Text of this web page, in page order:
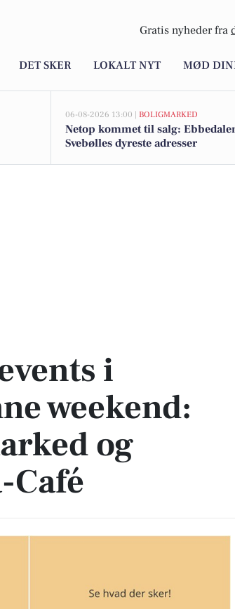
Gratis nyheder fra
DET SKER LOKALT NYT MØD
06-08-2026 13:00 | BOLIGMARKED
Netop kommet til salg:
Svebølles dyreste adresser
Kræmmermarked og Strikke/krea-Café
i
weekend:
og